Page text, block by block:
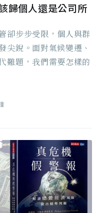
歸個人還是公司所
卻步步受限，個人與群
尖銳。面對氣候變遷、
難題，我們需要怎樣的